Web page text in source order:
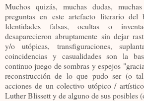
Muchos quizás, muchas dudas,
preguntas en este artefacto literario del
Identidades falsas, ocultas o
desaparecieron abruptamente sin dejar
y/o utópicas, transfiguraciones,
coincidencias y casualidades son la
continuo juego de sombras y espejos
reconstrucción de lo que pudo ser (o
acciones de un colectivo utópico /
Luther Blissett y de alguno de sus posibles